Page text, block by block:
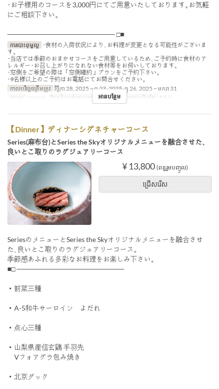
･お子様用のコースを3,000円にてご用意いたしております｡お気軽
にご相談下さい｡
────────────────────── □■
ការបោះពុម្ពល្អ
･食材の入荷状況により､お料理が変更となる可能性がございま
す｡
･当店では季節のおまかせコースをご用意しているため､ご予約時に食材のア
レルギー･お召し上がりになれない食材等をお伺いしております｡
･窓側をご希望の際は「窓側確約」プランをご予約下さい｡
･9名様以上のご予約はお電話にてお問合せください｡
កាលបរិច្ឆេទត្រឹមត្រូវ វិច្ឆិកា 28, 2025 ~ ធ្នូ 23, 2025, ធ្នូ 26, 2025 ~ មករា 31
អាហារ
អាហារឡ ដែនកំណត់ការបញ្ជាទិញ 2 ~ 8 ប្រភេទកន្រ្ត័តាំង Table
អានបន្ថែម
【Dinner】ディナーシグネチャーコース
Series(麻布台)とSeries the Skyオリジナルメニューを融合させた､
良いとこ取りのラグジュアリーコース
¥ 13,800 (ពន្ធរួមបញ្ចូល)
ជ្រើសរើស
SeriesのメニューとSeries the Skyオリジナルメニューを融合させ
た､良いとこ取りのラグジュアリーコース｡
季節感あふれる多彩なお料理をお楽しみ下さい｡
■□ ──────────────────────
・前菜三種
・A-5和牛サーロイン よだれ
・点心三種
・山梨県産信玄鷄 手羽先
Vフォアグラ包み焼き
・北京ダック